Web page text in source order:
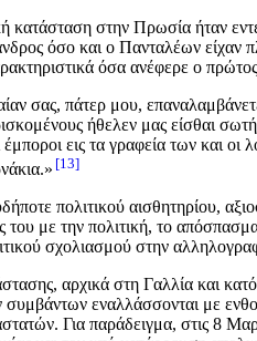
κατάσταση στην Πρωσία ήταν
όσο και ο Πανταλέων είχαν
όσα ανέφερε ο
σας, πάτερ μου,
ήθελεν μας είσθαι
εις τα γραφεία των και οι
13
πολιτικού αισθητηρίου,
του με την πολιτική, το
σχολιασμού στην
αρχικά στη Γαλλία και
συμβάντων εναλλάσσονται με
Για παράδειγμα, στις 8